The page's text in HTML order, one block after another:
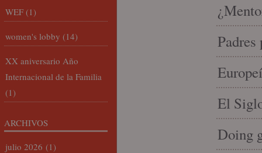
Padres
El
Doing
WEF (1)
women's lobby (14)
XX aniversario Año
Internacional de la Familia
(1)
ARCHIVOS
julio 2026 (1)